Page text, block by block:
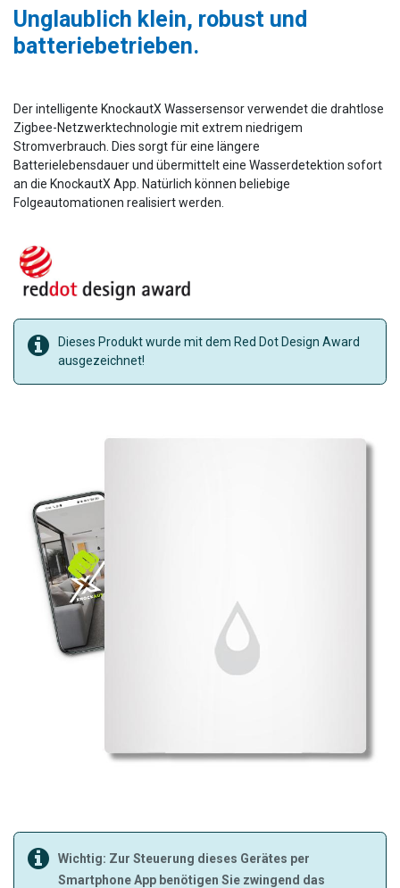
Unglaublich klein, robust und
batteriebetrieben.
Der intelligente KnockautX Wassersensor verwendet die drahtlose
Zigbee-Netzwerktechnologie mit extrem niedrigem
Stromverbrauch. Dies sorgt für eine längere
Batterielebensdauer und übermittelt eine Wasserdetektion sofort
an die KnockautX App. Natürlich können beliebige
Folgeautomationen realisiert werden.
Dieses Produkt wurde mit dem Red Dot Design Award
ausgezeichnet!
Wichtig: Zur Steuerung dieses Gerätes per
Smartphone App benötigen Sie zwingend das